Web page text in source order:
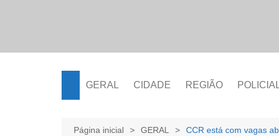
GERAL CIDADE REGIÃO
Página inicial GERAL CCR está com vagas